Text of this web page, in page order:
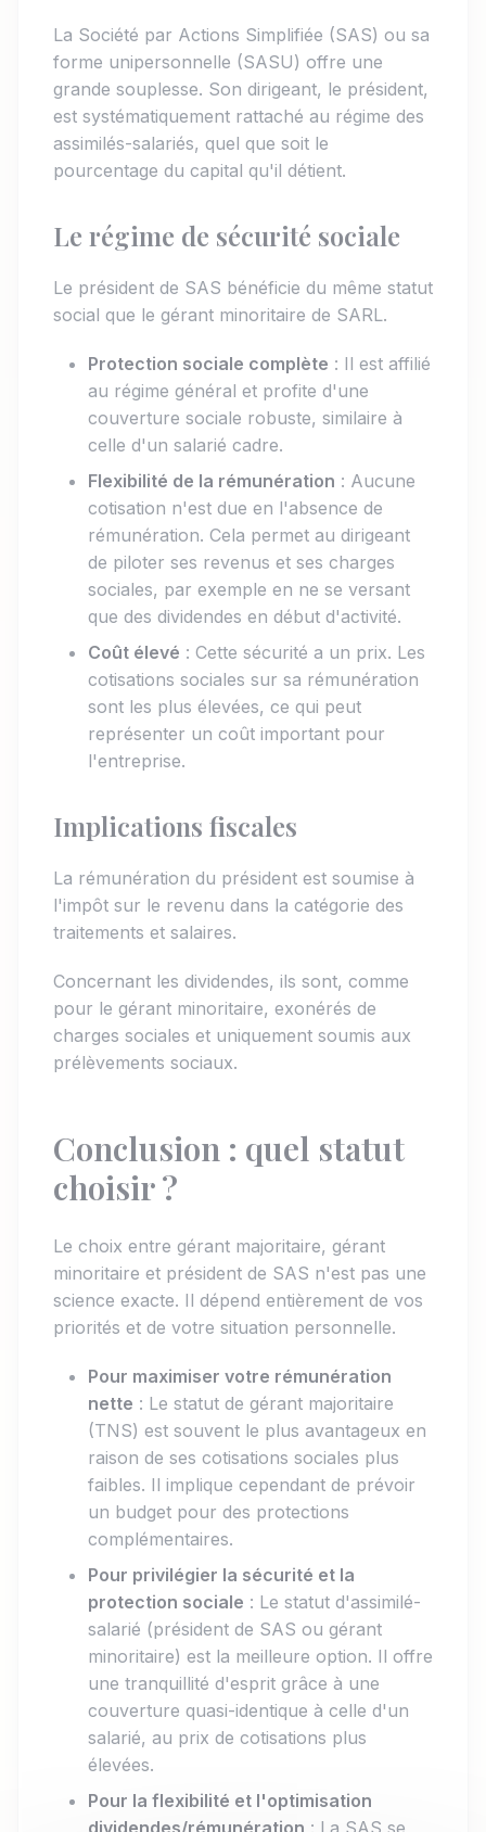
La Société par Actions Simplifiée (SAS) ou sa
forme unipersonnelle (SASU) offre une
grande souplesse. Son dirigeant, le président,
est systématiquement rattaché au régime des
assimilés-salariés, quel que soit le
pourcentage du capital qu'il détient.
Le régime de sécurité sociale
Le président de SAS bénéficie du même statut
social que le gérant minoritaire de SARL.
Protection sociale complète : Il est affilié
au régime général et profite d'une
couverture sociale robuste, similaire à
celle d'un salarié cadre.
Flexibilité de la rémunération : Aucune
cotisation n'est due en l'absence de
rémunération. Cela permet au dirigeant
de piloter ses revenus et ses charges
sociales, par exemple en ne se versant
que des dividendes en début d'activité.
Coût élevé : Cette sécurité a un prix. Les
cotisations sociales sur sa rémunération
sont les plus élevées, ce qui peut
représenter un coût important pour
l'entreprise.
Implications fiscales
La rémunération du président est soumise à
l'impôt sur le revenu dans la catégorie des
traitements et salaires.
Concernant les dividendes, ils sont, comme
pour le gérant minoritaire, exonérés de
charges sociales et uniquement soumis aux
prélèvements sociaux.
Conclusion : quel statut
choisir ?
Le choix entre gérant majoritaire, gérant
minoritaire et président de SAS n'est pas une
science exacte. Il dépend entièrement de vos
priorités et de votre situation personnelle.
Pour maximiser votre rémunération
nette : Le statut de gérant majoritaire
(TNS) est souvent le plus avantageux en
raison de ses cotisations sociales plus
faibles. Il implique cependant de prévoir
un budget pour des protections
complémentaires.
Pour privilégier la sécurité et la
protection sociale : Le statut d'assimilé-
salarié (président de SAS ou gérant
minoritaire) est la meilleure option. Il offre
une tranquillité d'esprit grâce à une
couverture quasi-identique à celle d'un
salarié, au prix de cotisations plus
élevées.
Pour la flexibilité et l'optimisation